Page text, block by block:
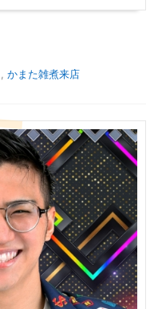
かまた雑煮来店